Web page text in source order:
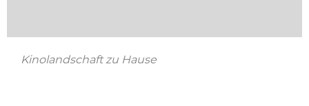
Kinolandschaft zu Hause